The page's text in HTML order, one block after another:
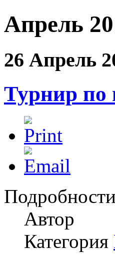
Апрель
26 Апрель
Турнир по
Автор
Категория